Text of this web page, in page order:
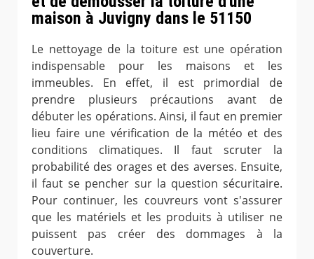
maison à Juvigny dans le 51150
Le nettoyage de la toiture est une opération
indispensable pour les maisons et les
immeubles. En effet, il est primordial de
prendre plusieurs précautions avant de
débuter les opérations. Ainsi, il faut en premier
lieu faire une vérification de la météo et des
conditions climatiques. Il faut scruter la
probabilité des orages et des averses. Ensuite,
il faut se pencher sur la question sécuritaire.
Pour continuer, les couvreurs vont s'assurer
que les matériels et les produits à utiliser ne
puissent pas créer des dommages à la
couverture.